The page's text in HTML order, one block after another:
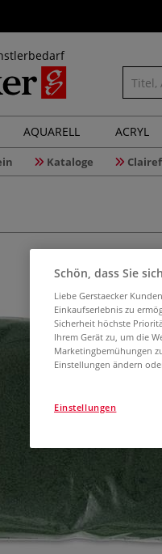
AQUARELL ACRYL
Kataloge
Schön, dass Sie
Liebe Gerstaecker
Einkaufserlebnis zu
Sicherheit höchste
Ihrem Gerät zu, um die
Marketingbemühungen
Einstellungen ändern
Einstellungen